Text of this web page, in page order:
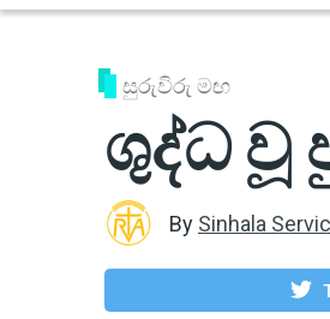
සුරුවිරු මඟ
ශුද්ධ වූ
By Sinhala